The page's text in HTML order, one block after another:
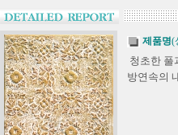
제품명(
청초한 풀
방연속의